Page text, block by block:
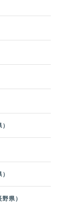
県）